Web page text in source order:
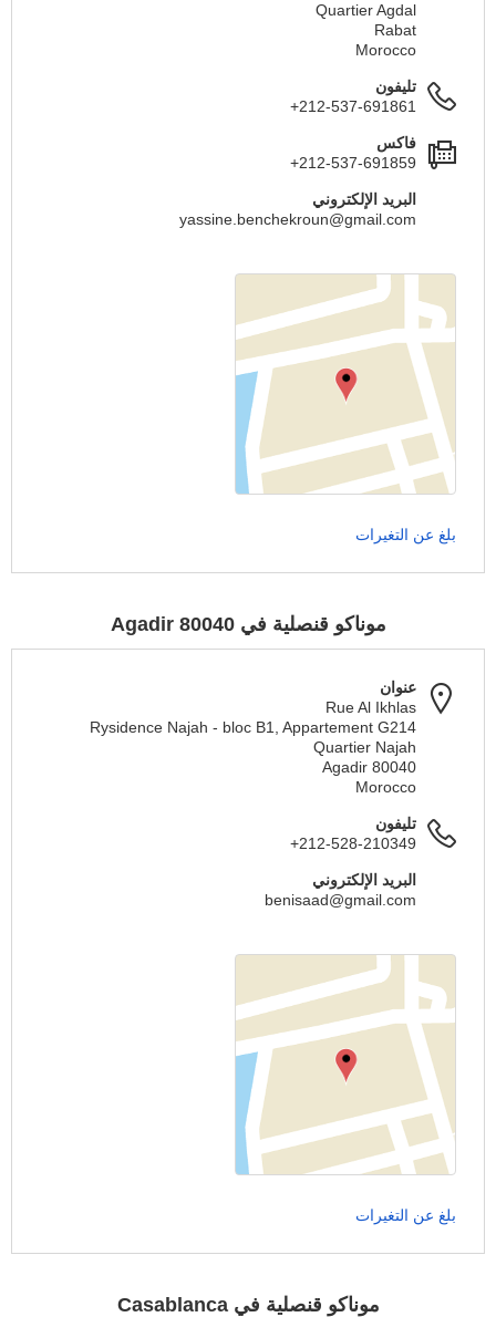
Quartier Agdal
Rabat
Morocco
تليفون
+212-537-691861
فاكس
+212-537-691859
البريد الإلكتروني
yassine.benchekroun@gmail.com
بلغ عن التغيرات
موناكو قنصلية في 80040 Agadir
عنوان
Rue Al Ikhlas
Rуsidence Najah - bloc B1, Appartement G214
Quartier Najah
80040 Agadir
Morocco
تليفون
+212-528-210349
البريد الإلكتروني
benisaad@gmail.com
بلغ عن التغيرات
موناكو قنصلية في Casablanca